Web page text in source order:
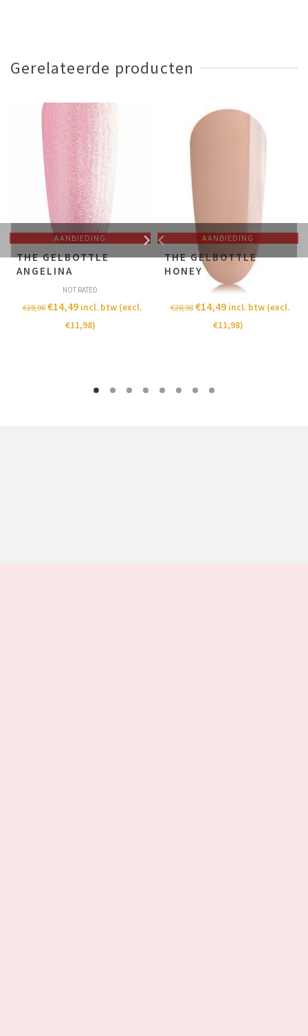
Gerelateerde producten
AANBIEDING
THE GELBOTTLE
ANGELINA
NOT RATED
€28,98 €14,49 incl. btw (excl.
€11,98)
AANBIEDING
THE GELBOTTLE
HONEY
NOT RATED
€28,98 €14,49 incl. btw (excl.
€11,98)